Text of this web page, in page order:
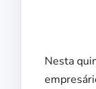
Nesta